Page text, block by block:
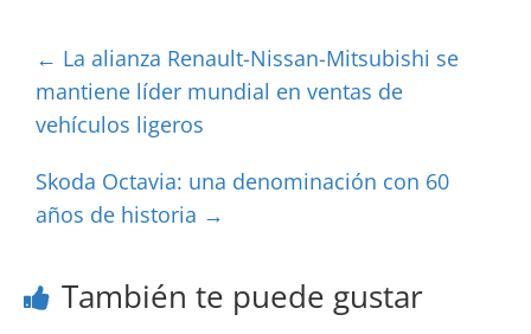
← La alianza Renault-Nissan-Mitsubishi se
mantiene líder mundial en ventas de
vehículos ligeros
Skoda Octavia: una denominación con 60
años de historia →
También te puede gustar